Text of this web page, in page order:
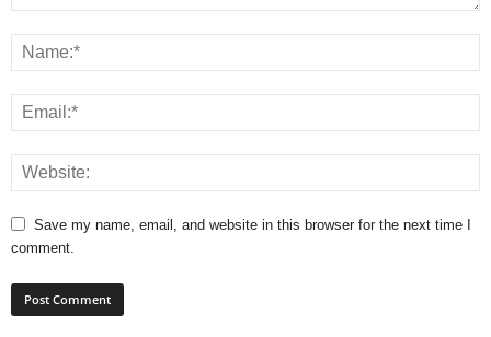
Save my name, email, and website in this browser for the next time I
comment.